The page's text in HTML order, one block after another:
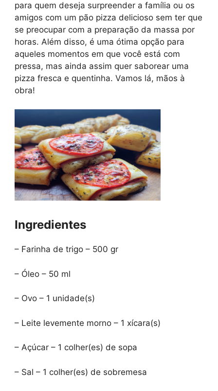
para quem deseja surpreender a família ou os
amigos com um pão pizza delicioso sem ter que
se preocupar com a preparação da massa por
horas. Além disso, é uma ótima opção para
aqueles momentos em que você está com
pressa, mas ainda assim quer saborear uma
pizza fresca e quentinha. Vamos lá, mãos à
obra!
Ingredientes
– Farinha de trigo – 500 gr
– Óleo – 50 ml
– Ovo – 1 unidade(s)
– Leite levemente morno – 1 xícara(s)
– Açúcar – 1 colher(es) de sopa
– Sal – 1 colher(es) de sobremesa